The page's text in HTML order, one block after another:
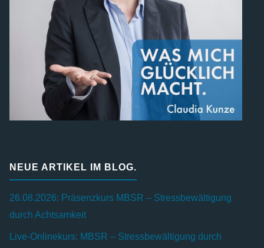
NEUE ARTIKEL IM BLOG.
26.08.2026: Präsenzkurs MBSR – Stressbewältigung
durch Achtsamkeit
Live-Onlinekurs: MBSR – Stressbewältigung durch